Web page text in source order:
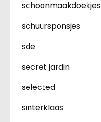
schoonmaakdoekjes
schuursponsjes
sde
secret jardin
selected
sinterklaas